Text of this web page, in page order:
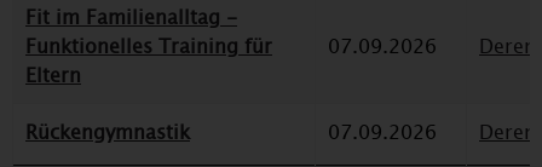
Fit im Familienalltag -
Funktionelles Training für
Eltern
07.09.2026
Rückengymnastik 07.09.2026